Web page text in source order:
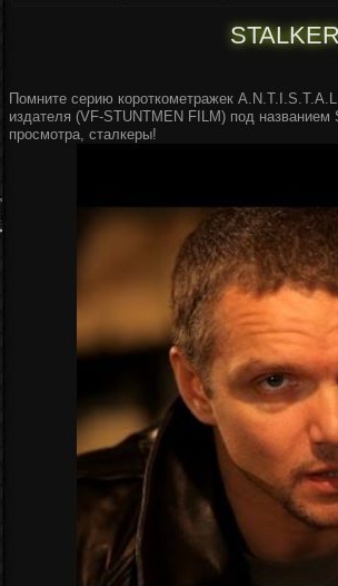
Помните серию короткометражек
издателя (VF-STUNTMEN FILM) под
просмотра, сталкеры!